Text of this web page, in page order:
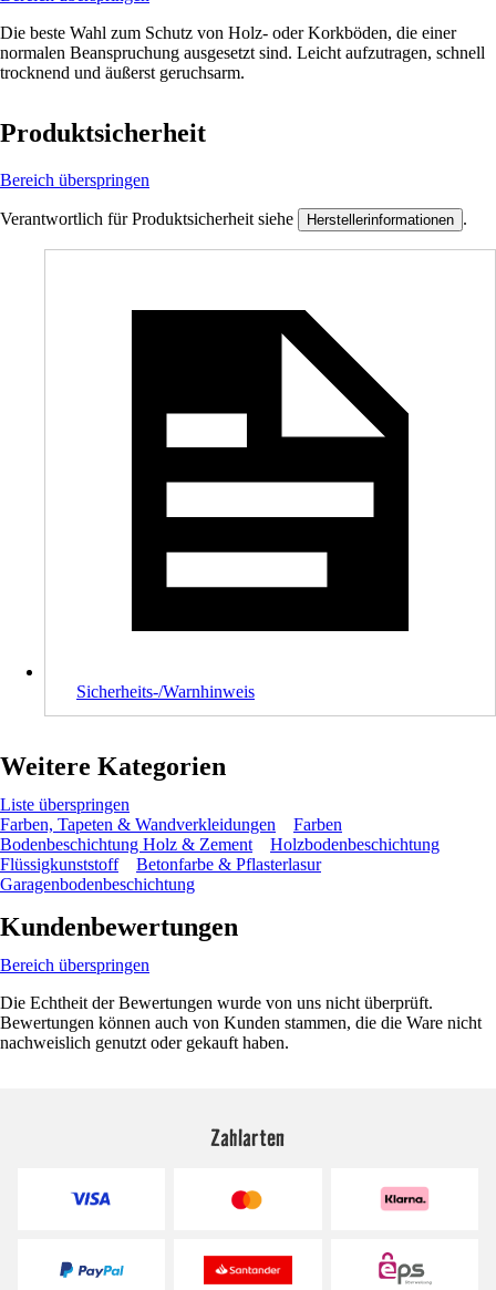
Die beste Wahl zum Schutz von Holz- oder Korkböden, die einer
normalen Beanspruchung ausgesetzt sind. Leicht aufzutragen, schnell
trocknend und äußerst geruchsarm.
Produktsicherheit
Bereich überspringen
Verantwortlich für Produktsicherheit siehe Herstellerinformationen .
Sicherheits-/Warnhinweis
Weitere Kategorien
Liste überspringen
Farben, Tapeten & Wandverkleidungen
Farben
Bodenbeschichtung Holz & Zement
Holzbodenbeschichtung
Flüssigkunststoff
Betonfarbe & Pflasterlasur
Garagenbodenbeschichtung
Kundenbewertungen
Bereich überspringen
Die Echtheit der Bewertungen wurde von uns nicht überprüft.
Bewertungen können auch von Kunden stammen, die die Ware nicht
nachweislich genutzt oder gekauft haben.
Zahlarten